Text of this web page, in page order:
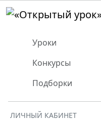
Уроки
Конкурсы
Подборки
ЛИЧНЫЙ КАБИНЕТ